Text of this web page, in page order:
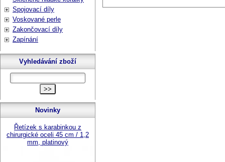
Spojovací díly
Voskované perle
Zakončovací díly
Zapínání
Vyhledávání zboží
Novinky
Řetízek s karabinkou z
chirurgické oceli 45 cm / 1,2
mm, platinový